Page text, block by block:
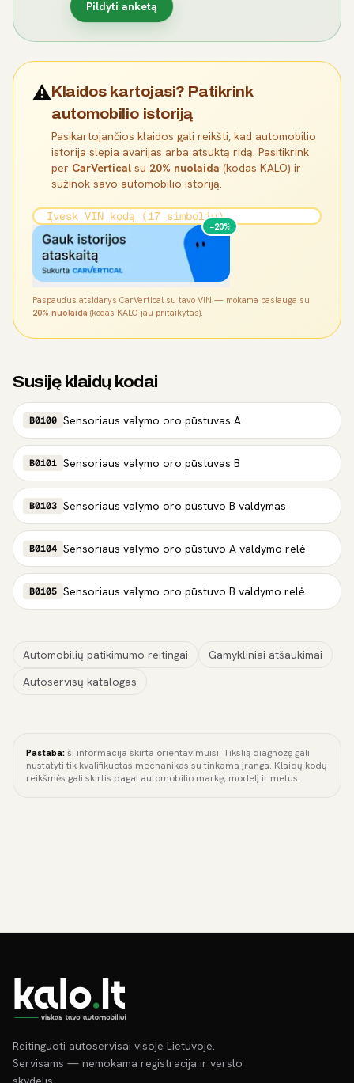
Pildyti anketą
⚠️Klaidos kartojasi? Patikrink
automobilio istoriją
Pasikartojančios klaidos gali reikšti, kad automobilio
istorija slepia avarijas arba atsuktą ridą. Pasitikrink
per CarVertical su 20% nuolaida (kodas KALO) ir
sužinok savo automobilio istoriją.
−20%
Paspaudus atsidarys CarVertical su tavo VIN — mokama paslauga su
20% nuolaida (kodas KALO jau pritaikytas).
Susiję klaidų kodai
B0100 Sensoriaus valymo oro pūstuvas A
B0101 Sensoriaus valymo oro pūstuvas B
B0103 Sensoriaus valymo oro pūstuvo B valdymas
B0104 Sensoriaus valymo oro pūstuvo A valdymo relė
B0105 Sensoriaus valymo oro pūstuvo B valdymo relė
Automobilių patikimumo reitingai
Gamykliniai atšaukimai
Autoservisų katalogas
Pastaba:ši informacija skirta orientavimuisi. Tikslią diagnozę gali
nustatyti tik kvalifikuotas mechanikas su tinkama įranga. Klaidų kodų
reikšmės gali skirtis pagal automobilio markę, modelį ir metus.
Reitinguoti autoservisai visoje Lietuvoje.
Servisams — nemokama registracija ir verslo